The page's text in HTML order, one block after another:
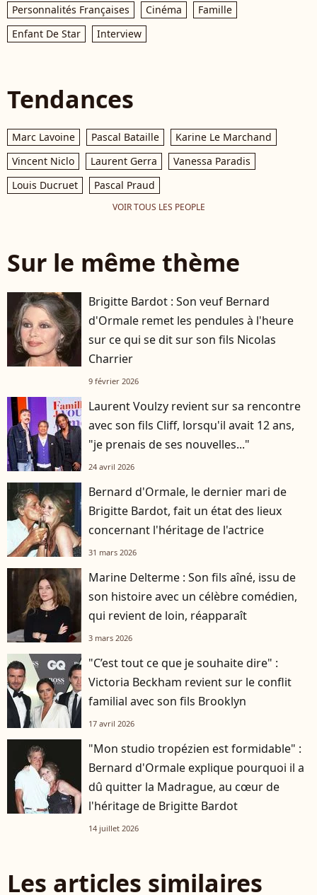
Personnalités Françaises Cinéma
Famille
Enfant De Star
Interview
Tendances
Marc Lavoine Pascal Bataille
Karine Le Marchand
Vincent Niclo
Laurent Gerra
Vanessa Paradis
Louis Ducruet
Pascal Praud
VOIR TOUS LES PEOPLE
Sur le même thème
Brigitte Bardot : Son veuf Bernard
d'Ormale remet les pendules à l'heure
sur ce qui se dit sur son fils Nicolas
Charrier
9 février 2026
Laurent Voulzy revient sur sa rencontre
avec son fils Cliff, lorsqu'il avait 12 ans,
"je prenais de ses nouvelles..."
24 avril 2026
Bernard d'Ormale, le dernier mari de
Brigitte Bardot, fait un état des lieux
concernant l'héritage de l'actrice
31 mars 2026
Marine Delterme : Son fils aîné, issu de
son histoire avec un célèbre comédien,
qui revient de loin, réapparaît
3 mars 2026
"C’est tout ce que je souhaite dire" :
Victoria Beckham revient sur le conflit
familial avec son fils Brooklyn
17 avril 2026
"Mon studio tropézien est formidable" :
Bernard d'Ormale explique pourquoi il a
dû quitter la Madrague, au cœur de
l'héritage de Brigitte Bardot
14 juillet 2026
Les articles similaires